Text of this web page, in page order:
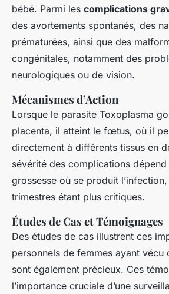
bébé. Parmi les complications
des avortements spontanés, des
prématurées, ainsi que des
congénitales, notamment des
neurologiques ou de vision.
Mécanismes d’Action
Lorsque le parasite Toxoplasma
placenta, il atteint le fœtus, où il
directement à différents tissus en
sévérité des complications
grossesse où se produit
trimestres étant plus critiques.
Études de Cas et Témoignages
Des études de cas illustrent ces
personnels de femmes ayant vécu
sont également précieux. Ces
l’importance cruciale d’une